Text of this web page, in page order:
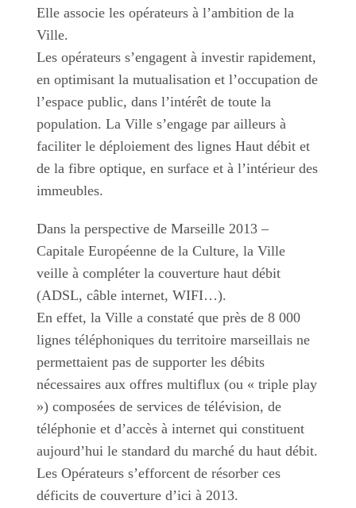
Elle associe les opérateurs à l’ambition de la
Ville.
Les opérateurs s’engagent à investir rapidement,
en optimisant la mutualisation et l’occupation de
l’espace public, dans l’intérêt de toute la
population. La Ville s’engage par ailleurs à
faciliter le déploiement des lignes Haut débit et
de la fibre optique, en surface et à l’intérieur des
immeubles.
Dans la perspective de Marseille 2013 –
Capitale Européenne de la Culture, la Ville
veille à compléter la couverture haut débit
(ADSL, câble internet, WIFI…).
En effet, la Ville a constaté que près de 8 000
lignes téléphoniques du territoire marseillais ne
permettaient pas de supporter les débits
nécessaires aux offres multiflux (ou « triple play
») composées de services de télévision, de
téléphonie et d’accès à internet qui constituent
aujourd’hui le standard du marché du haut débit.
Les Opérateurs s’efforcent de résorber ces
déficits de couverture d’ici à 2013.